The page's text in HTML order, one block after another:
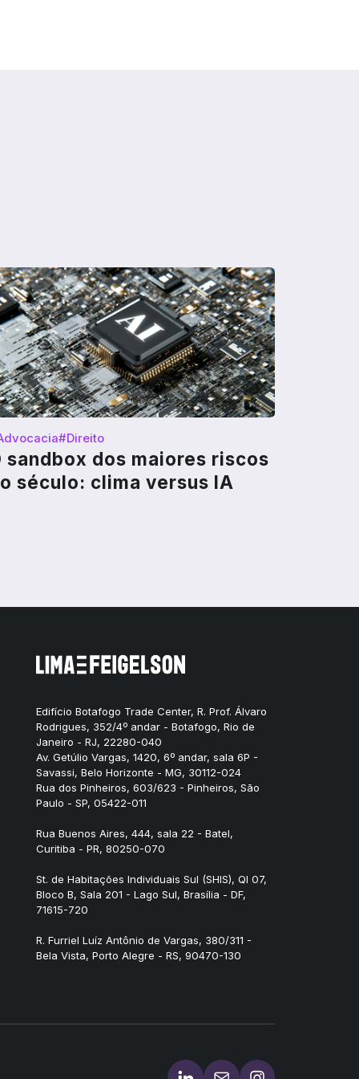
#Direito
sandbox dos maiores riscos
século: clima versus IA
Edifício Botafogo Trade Center, R. Prof. Álvaro
Rodrigues, 352/4º andar - Botafogo, Rio de
Janeiro - RJ, 22280-040
Av. Getúlio Vargas, 1420, 6º andar, sala 6P -
Savassi, Belo Horizonte - MG, 30112-024
Rua dos Pinheiros, 603/623 - Pinheiros, São
Paulo - SP, 05422-011
Rua Buenos Aires, 444, sala 22 - Batel,
Curitiba - PR, 80250-070
St. de Habitações Individuais Sul (SHIS), QI 07,
Bloco B, Sala 201 - Lago Sul, Brasília - DF,
71615-720
R. Furriel Luíz Antônio de Vargas, 380/311 -
Bela Vista, Porto Alegre - RS, 90470-130